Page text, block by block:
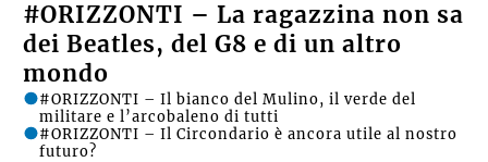
#ORIZZONTI – La ragazzina non sa
dei Beatles, del G8 e di un altro
mondo
#ORIZZONTI – Il bianco del Mulino, il verde del
militare e l’arcobaleno di tutti
#ORIZZONTI – Il Circondario è ancora utile al nostro
futuro?